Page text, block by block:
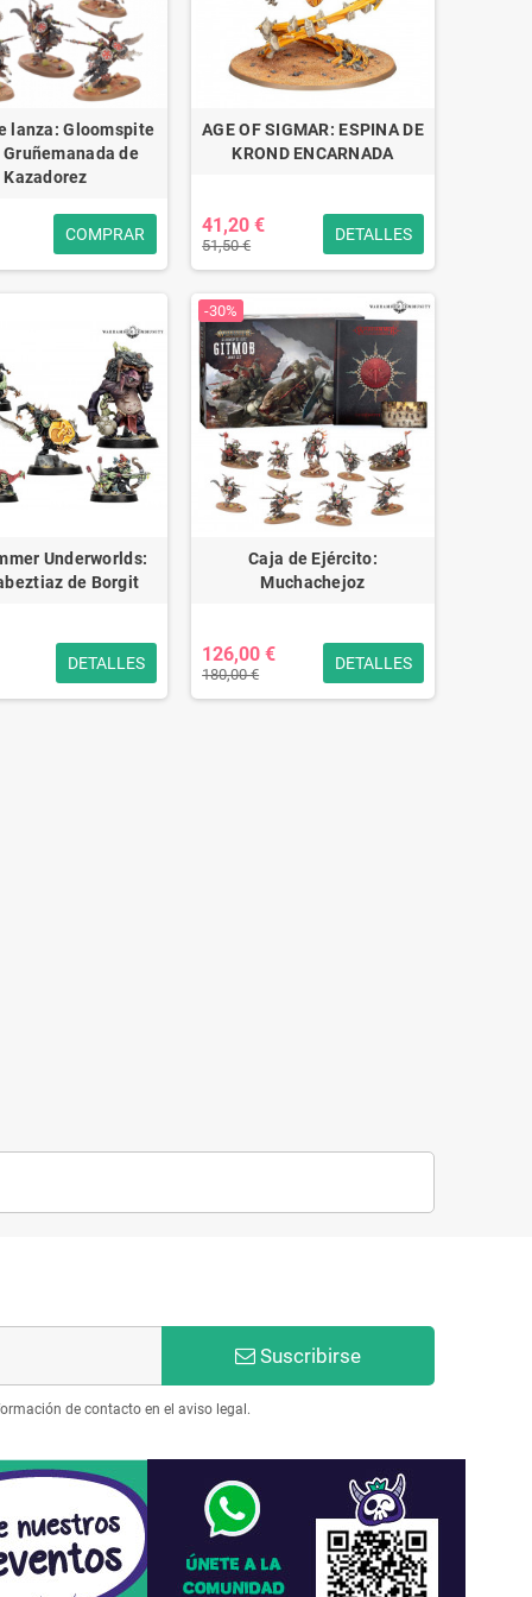
lanza: Gloomspite
de
Kazadorez
COMPRAR
AGE OF SIGMAR: ESPINA DE
KROND ENCARNADA
41,20 €
51,50 €
DETALLES
Underworlds:
de Borgit
DETALLES
-30%
Caja de Ejército:
Muchachejoz
126,00 €
180,00 €
DETALLES
Suscribirse
de contacto en el aviso legal.